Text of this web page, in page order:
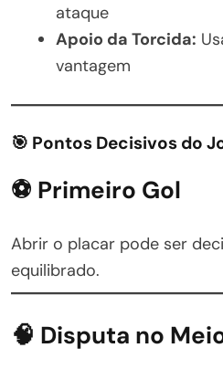
ataque
Apoio da Torcida:
vantagem
🎯 Pontos Decisivos do
⚽ Primeiro Gol
Abrir o placar pode ser
equilibrado.
🧠 Disputa no